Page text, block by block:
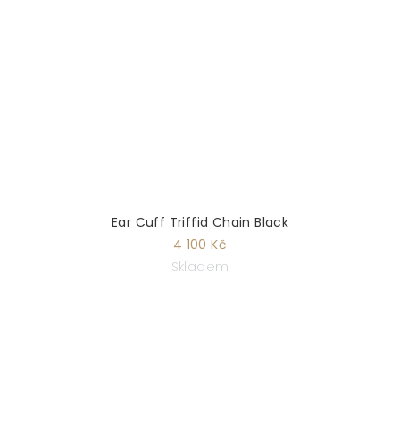
Ear Cuff Triffid Chain Black
4 100 Kč
Skladem